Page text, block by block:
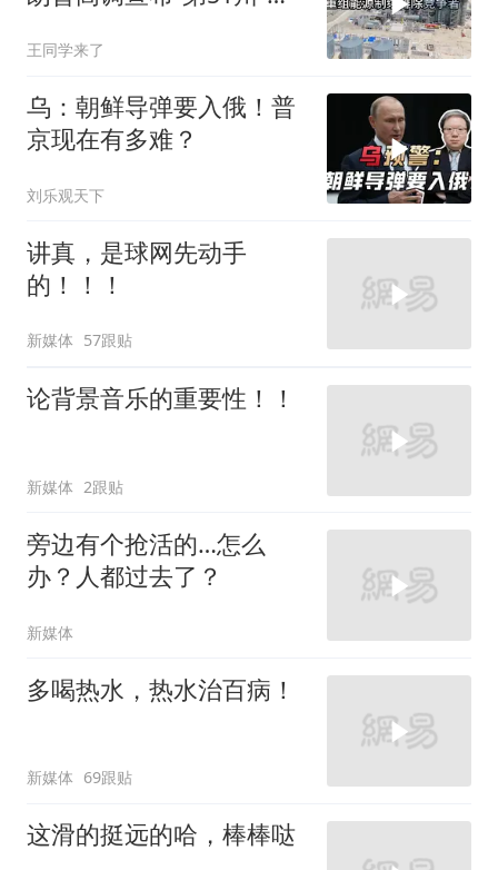
盘大棋终于浮出水面
王同学来了
乌：朝鲜导弹要入俄！普
京现在有多难？
刘乐观天下
讲真，是球网先动手
的！！！
新媒体 57跟贴
论背景音乐的重要性！！
新媒体 2跟贴
旁边有个抢活的…怎么
办？人都过去了？
新媒体
多喝热水，热水治百病！
新媒体 69跟贴
这滑的挺远的哈，棒棒哒